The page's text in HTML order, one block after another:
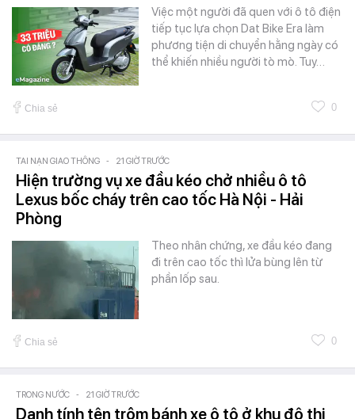
Việc một người đã quen với ô tô điện
tiếp tục lựa chọn Dat Bike Era làm
phương tiện di chuyển hằng ngày có
thể khiến nhiều người tò mò. Tuy…
Chia sẻ 0
TAI NẠN GIAO THÔNG - 21 GIỜ TRƯỚC
Hiện trường vụ xe đầu kéo chở nhiều ô tô
Lexus bốc cháy trên cao tốc Hà Nội - Hải
Phòng
Theo nhân chứng, xe đầu kéo đang
đi trên cao tốc thì lửa bùng lên từ
phần lốp sau.
Chia sẻ 0
TRONG NƯỚC - 21 GIỜ TRƯỚC
Danh tính tên trộm bánh xe ô tô ở khu đô thị